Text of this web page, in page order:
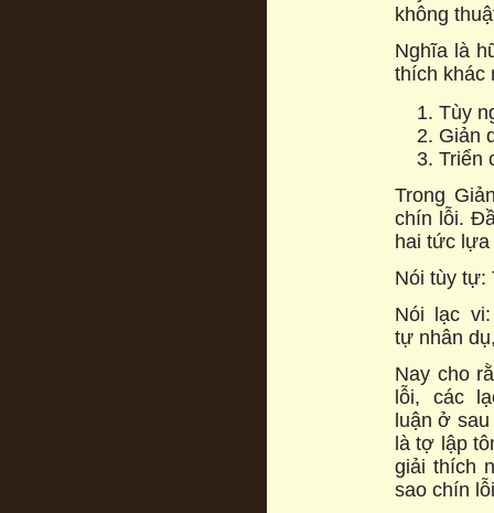
không
Nghĩa là
thích khác
Tùy
Giản
Triển
Trong
chín lỗi.
hai tức lựa
Nói tùy tự:
Nói lạc
tự nhân
Nay cho
lỗi, các
luận ở
là tợ lập
giải thích
sao chín